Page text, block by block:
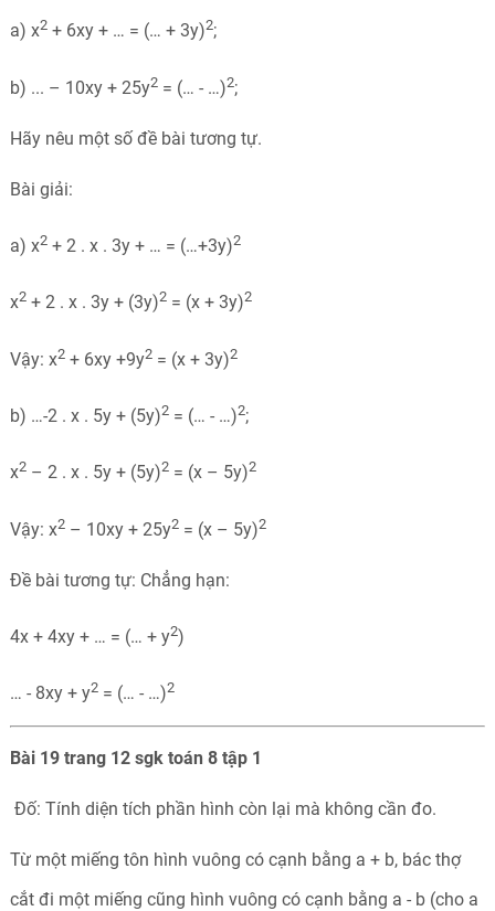
a) x2+ 6xy + … = (… + 3y)2;
b) ... – 10xy + 25y2= (… - …)2;
Hãy nêu một số đề bài tương tự.
Bài giải:
a) x2+ 2 . x . 3y + … = (…+3y)2
x2+ 2 . x . 3y + (3y)2= (x + 3y)2
Vậy: x2+ 6xy +9y2= (x + 3y)2
b) …-2 . x . 5y + (5y)2= (… - …)2;
x2– 2 . x . 5y + (5y)2= (x – 5y)2
Vậy: x2– 10xy + 25y2= (x – 5y)2
Đề bài tương tự: Chẳng hạn:
4x + 4xy + … = (… + y2)
… - 8xy + y2= (… - …)2
Bài 19 trang 12 sgk toán 8 tập 1
Đố: Tính diện tích phần hình còn lại mà không cần đo.
Từ một miếng tôn hình vuông có cạnh bằng a + b, bác thợ
cắt đi một miếng cũng hình vuông có cạnh bằng a - b (cho a